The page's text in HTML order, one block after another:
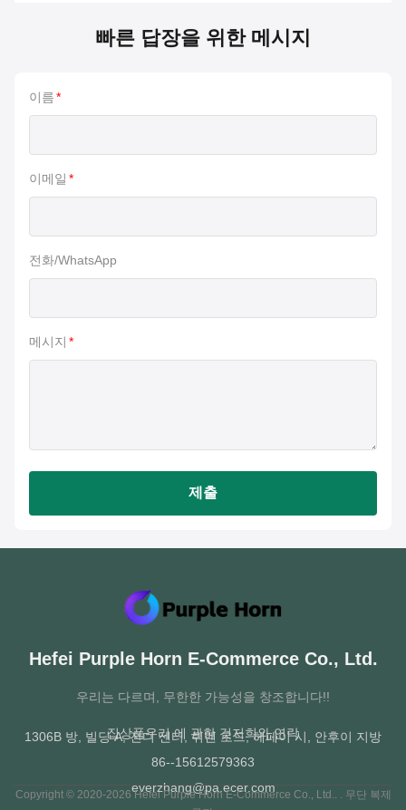
빠른 답장을 위한 메시지
이름*
이메일 *
전화/WhatsApp
메시지 *
제출
Hefei Purple Horn E-Commerce Co., Ltd.
우리는 다르며, 무한한 가능성을 창조합니다!!
집상품우리 에 관한 것저희와 연락
1306B 방, 빌딩 A, 진디 센터, 퀴멘 로드, 헤페이 시, 안후이 지방
86--15612579363
everzhang@pa.ecer.com
Copyright © 2020-2026 Hefei Purple Horn E-Commerce Co., Ltd.. . 무단 복제